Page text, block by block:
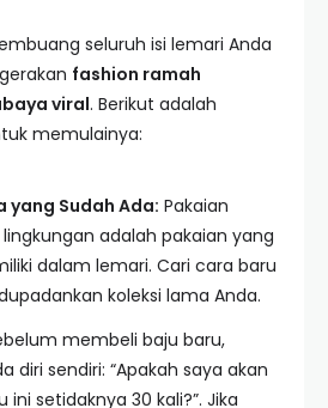
seluruh isi lemari Anda
fashion ramah
viral. Berikut adalah
memulainya:
yang Sudah Ada: Pakaian
adalah pakaian yang
dalam lemari. Cari cara baru
koleksi lama Anda.
membeli baju baru,
diri sendiri: “Apakah saya akan
setidaknya 30 kali?”. Jika